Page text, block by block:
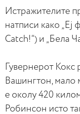
Истражителите
натписи како „Еј
Catch!“) и „Бела
Гувернерот
Вашингтон, мало
е околу 420
Робинсон исто